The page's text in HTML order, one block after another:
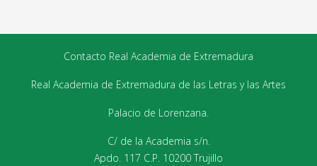
Contacto Real Academia de Extremadura
Real Academia de Extremadura de las Letras y las Artes
Palacio de Lorenzana.
C/ de la Academia s/n.
Apdo. 117 C.P. 10200 Trujillo